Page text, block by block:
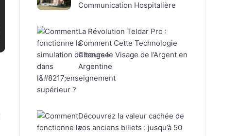
Communication Hospitalière
La Révolution Teldar Pro :
Comment Cette Technologie
Change le Visage de l’Argent en
Argentine
Découvrez la valeur cachée de
vos anciens billets : jusqu’à 50